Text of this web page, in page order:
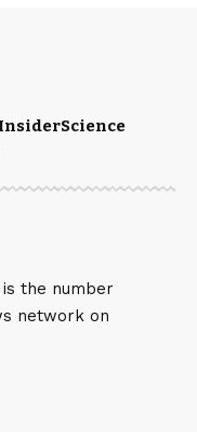
InsiderScience
the number
network on